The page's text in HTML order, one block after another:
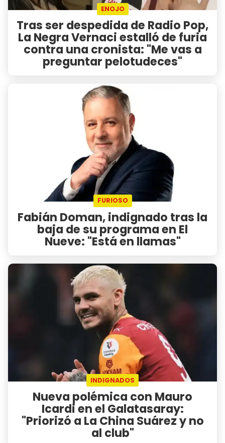
ENOJO
Tras ser despedida de Radio Pop,
La Negra Vernaci estalló de furia
contra una cronista: "Me vas a
preguntar pelotudeces"
FURIOSO
Fabián Doman, indignado tras la
baja de su programa en El
Nueve: "Está en llamas"
INDIGNADOS
Nueva polémica con Mauro
Icardi en el Galatasaray:
"Priorizó a La China Suárez y no
al club"